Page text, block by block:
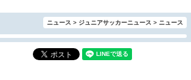
ニュース > ジュニアサッカーニュース > ニュース